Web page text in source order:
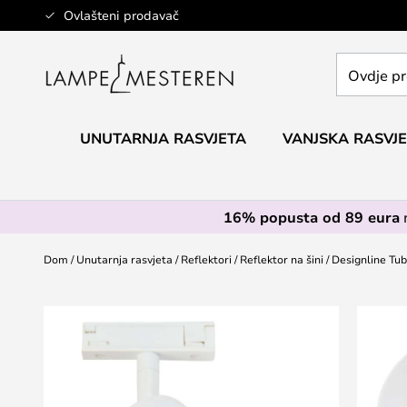
Ovlašteni prodavač
Skip
to
pretražite
trgovinu...
UNUTARNJA RASVJETA VANJSKA
16% popusta od 89 eura
Dom Unutarnja rasvjeta Reflektori Reflektor na šini Designline